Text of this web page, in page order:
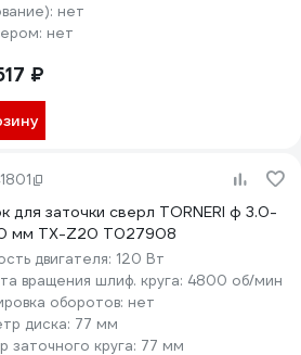
нет
нет
₽
для заточки сверл TORNERI ф 3.0-
мм TX-Z20 Т027908
двигателя: 120 Вт
вращения шлиф. круга: 4800 об/мин
оборотов: нет
диска: 77 мм
заточного круга: 77 мм